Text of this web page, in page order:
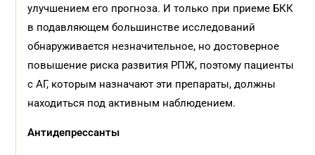
улучшением его прогноза. И только при приеме БКК
в подавляющем большинстве исследований
обнаруживается незначительное, но достоверное
повышение риска развития РПЖ, поэтому пациенты
с АГ, которым назначают эти препараты, должны
находиться под активным наблюдением.
Антидепрессанты